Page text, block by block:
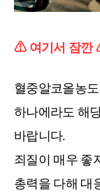
⚠ 여기서 잠깐
혈중알코올농
하나에라도 해
바랍니다.
죄질이 매우 좋
총력을 다해 대